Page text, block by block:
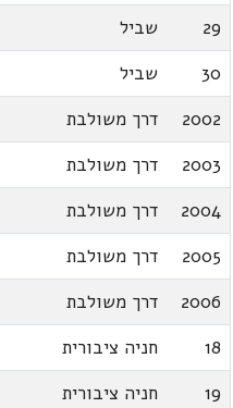
29
שביל
30
שביל
2002
דרך משולבת
2003
דרך משולבת
2004
דרך משולבת
2005
דרך משולבת
2006
דרך משולבת
18
חניה ציבורית
19
חניה ציבורית